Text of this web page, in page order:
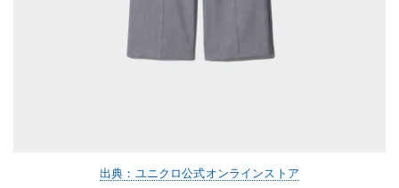
出典：ユニクロ公式オンラインストア